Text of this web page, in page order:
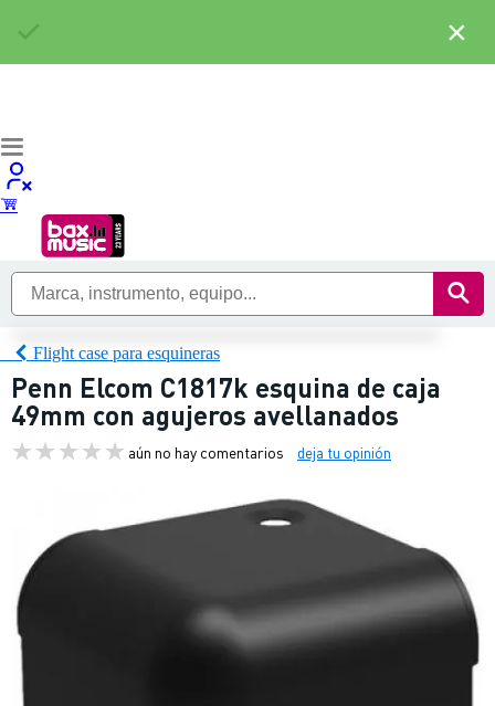
Flight case para esquineras
Penn Elcom C1817k esquina de caja
49mm con agujeros avellanados
aún no hay comentarios deja tu opinión
×